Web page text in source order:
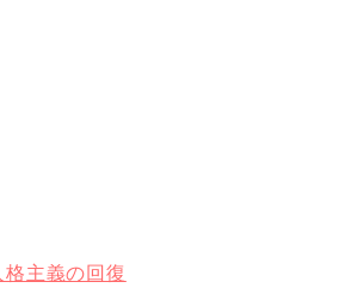
主義の回復